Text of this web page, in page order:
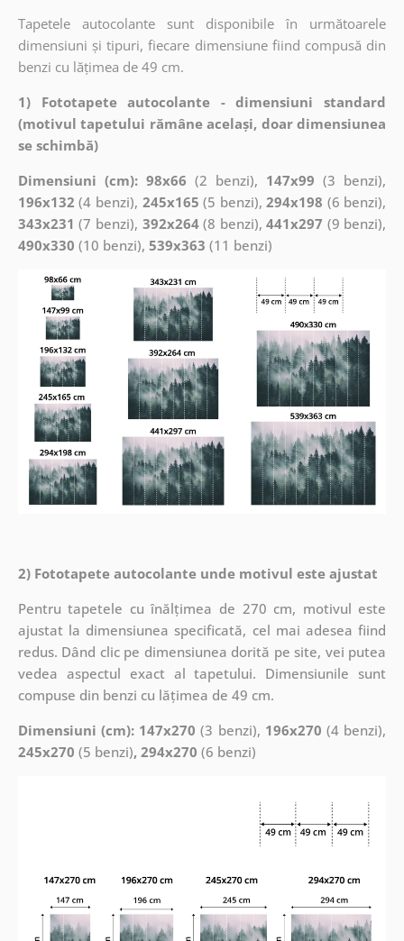
Tapetele autocolante sunt disponibile în următoarele
dimensiuni și tipuri, fiecare dimensiune fiind compusă din
benzi cu lățimea de 49 cm.
1) Fototapete autocolante - dimensiuni standard
(motivul tapetului rămâne același, doar dimensiunea
se schimbă)
Dimensiuni (cm): 98x66 (2 benzi), 147x99 (3 benzi),
196x132 (4 benzi), 245x165 (5 benzi),294x198 (6 benzi),
343x231 (7 benzi), 392x264(8 benzi),441x297 (9 benzi),
490x330 (10 benzi), 539x363 (11 benzi)
2) Fototapete autocolante unde motivul este ajustat
Pentru tapetele cu înălțimea de 270 cm, motivul este
ajustat la dimensiunea specificată, cel mai adesea fiind
redus. Dând clic pe dimensiunea dorită pe site, vei putea
vedea aspectul exact al tapetului. Dimensiunile sunt
compuse din benzi cu lățimea de 49 cm.
Dimensiuni (cm): 147x270 (3 benzi), 196x270 (4 benzi),
245x270 (5 benzi), 294x270 (6 benzi)